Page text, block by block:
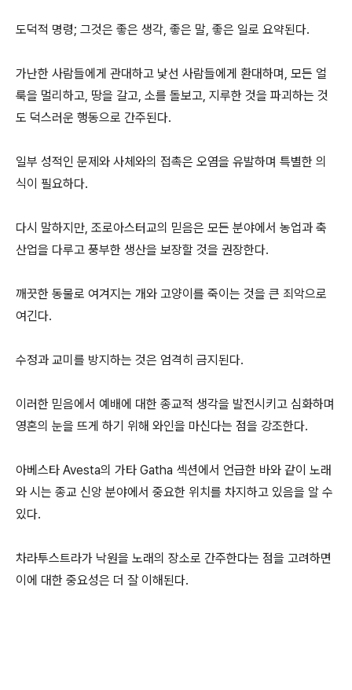
도덕적 명령; 그것은 좋은 생각, 좋은 말, 좋은 일로 요약된다.
가난한 사람들에게 관대하고 낯선 사람들에게 환대하며, 모든 얼
룩을 멀리하고, 땅을 갈고, 소를 돌보고, 지루한 것을 파괴하는 것
도 덕스러운 행동으로 간주된다.
일부 성적인 문제와 사체와의 접촉은 오염을 유발하며 특별한 의
식이 필요하다.
다시 말하지만, 조로아스터교의 믿음은 모든 분야에서 농업과 축
산업을 다루고 풍부한 생산을 보장할 것을 권장한다.
깨끗한 동물로 여겨지는 개와 고양이를 죽이는 것을 큰 죄악으로
여긴다.
수정과 교미를 방지하는 것은 엄격히 금지된다.
이러한 믿음에서 예배에 대한 종교적 생각을 발전시키고 심화하며
영혼의 눈을 뜨게 하기 위해 와인을 마신다는 점을 강조한다.
아베스타 Avesta의 가타 Gatha 섹션에서 언급한 바와 같이 노래
와 시는 종교 신앙 분야에서 중요한 위치를 차지하고 있음을 알 수
있다.
차라투스트라가 낙원을 노래의 장소로 간주한다는 점을 고려하면
이에 대한 중요성은 더 잘 이해된다.